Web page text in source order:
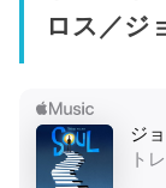
ロス／ジ